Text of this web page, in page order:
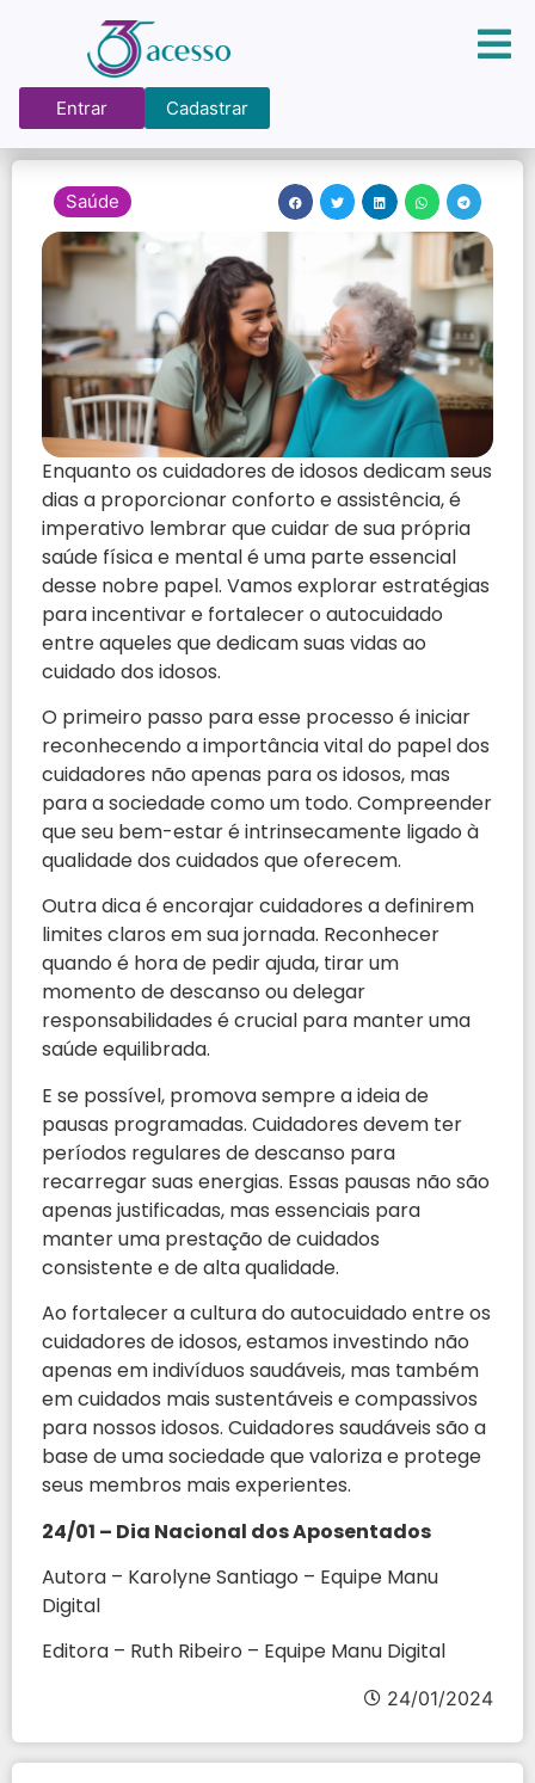
Entrar Cadastrar
Saúde
Enquanto os cuidadores de idosos dedicam seus
dias a proporcionar conforto e assistência, é
imperativo lembrar que cuidar de sua própria
saúde física e mental é uma parte essencial
desse nobre papel. Vamos explorar estratégias
para incentivar e fortalecer o autocuidado
entre aqueles que dedicam suas vidas ao
cuidado dos idosos.
O primeiro passo para esse processo é iniciar
reconhecendo a importância vital do papel dos
cuidadores não apenas para os idosos, mas
para a sociedade como um todo. Compreender
que seu bem-estar é intrinsecamente ligado à
qualidade dos cuidados que oferecem.
Outra dica é encorajar cuidadores a definirem
limites claros em sua jornada. Reconhecer
quando é hora de pedir ajuda, tirar um
momento de descanso ou delegar
responsabilidades é crucial para manter uma
saúde equilibrada.
E se possível, promova sempre a ideia de
pausas programadas. Cuidadores devem ter
períodos regulares de descanso para
recarregar suas energias. Essas pausas não são
apenas justificadas, mas essenciais para
manter uma prestação de cuidados
consistente e de alta qualidade.
Ao fortalecer a cultura do autocuidado entre os
cuidadores de idosos, estamos investindo não
apenas em indivíduos saudáveis, mas também
em cuidados mais sustentáveis e compassivos
para nossos idosos. Cuidadores saudáveis são a
base de uma sociedade que valoriza e protege
seus membros mais experientes.
24/01 – Dia Nacional dos Aposentados
Autora – Karolyne Santiago – Equipe Manu
Digital
Editora – Ruth Ribeiro – Equipe Manu Digital
24/01/2024